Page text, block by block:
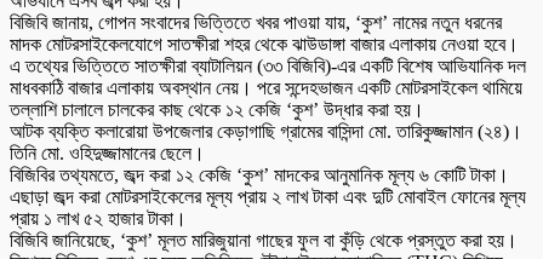
বিজিবি জানায়, গোপন সংবাদের ভিত্তিতে খবর পাওয়া যায়, ‘কুশ’ নামের নতুন ধরনের
মাদক মোটরসাইকেলযোগে সাতক্ষীরা শহর থেকে ঝাউডাঙ্গা বাজার এলাকায় নেওয়া হবে।
এ তথ্যের ভিত্তিতে সাতক্ষীরা ব্যাটালিয়ন (৩৩ বিজিবি)-এর একটি বিশেষ আভিযানিক দল
মাধবকাঠি বাজার এলাকায় অবস্থান নেয়। পরে সন্দেহভাজন একটি মোটরসাইকেল থামিয়ে
তল্লাশি চালালে চালকের কাছ থেকে ১২ কেজি ‘কুশ’ উদ্ধার করা হয়।
আটক ব্যক্তি কলারোয়া উপজেলার কেড়াগাছি গ্রামের বাসিন্দা মো. তারিকুজ্জামান (২৪)।
তিনি মো. ওহিদুজ্জামানের ছেলে।
বিজিবির তথ্যমতে, জব্দ করা ১২ কেজি ‘কুশ’ মাদকের আনুমানিক মূল্য ৬ কোটি টাকা।
এছাড়া জব্দ করা মোটরসাইকেলের মূল্য প্রায় ২ লাখ টাকা এবং দুটি মোবাইল ফোনের মূল্য
প্রায় ১ লাখ ৫২ হাজার টাকা।
বিজিবি জানিয়েছে, ‘কুশ’ মূলত মারিজুয়ানা গাছের ফুল বা কুঁড়ি থেকে প্রস্তুত করা হয়।